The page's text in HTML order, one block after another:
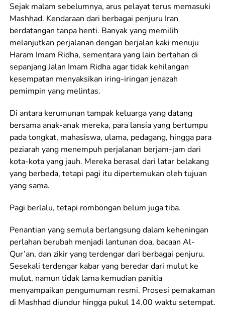
Sejak malam sebelumnya, arus pelayat terus memasuki
Mashhad. Kendaraan dari berbagai penjuru Iran
berdatangan tanpa henti. Banyak yang memilih
melanjutkan perjalanan dengan berjalan kaki menuju
Haram Imam Ridha, sementara yang lain bertahan di
sepanjang Jalan Imam Ridha agar tidak kehilangan
kesempatan menyaksikan iring-iringan jenazah
pemimpin yang melintas.
Di antara kerumunan tampak keluarga yang datang
bersama anak-anak mereka, para lansia yang bertumpu
pada tongkat, mahasiswa, ulama, pedagang, hingga para
peziarah yang menempuh perjalanan berjam-jam dari
kota-kota yang jauh. Mereka berasal dari latar belakang
yang berbeda, tetapi pagi itu dipertemukan oleh tujuan
yang sama.
Pagi berlalu, tetapi rombongan belum juga tiba.
Penantian yang semula berlangsung dalam keheningan
perlahan berubah menjadi lantunan doa, bacaan Al-
Qur’an, dan zikir yang terdengar dari berbagai penjuru.
Sesekali terdengar kabar yang beredar dari mulut ke
mulut, namun tidak lama kemudian panitia
menyampaikan pengumuman resmi. Prosesi pemakaman
di Mashhad diundur hingga pukul 14.00 waktu setempat.